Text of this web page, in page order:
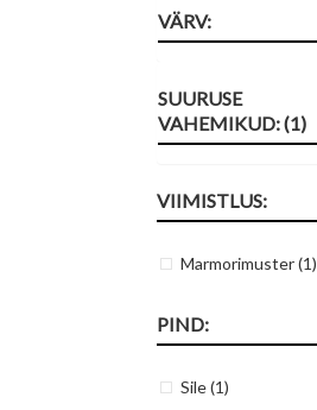
VÄRV:
SUURUSE
VAHEMIKUD: (1)
VIIMISTLUS:
Marmorimuster(1)
PIND:
Sile(1)